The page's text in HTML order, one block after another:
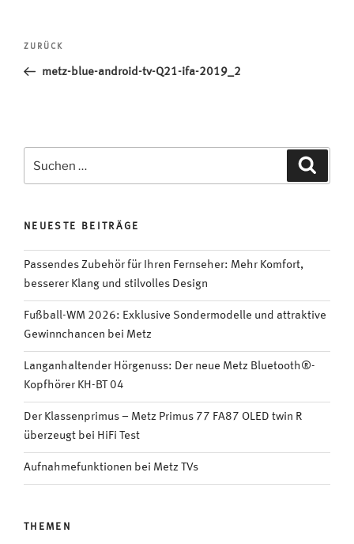
Beitragsnavigation
Vorheriger
Beitrag
ZURÜCK
metz-blue-android-tv-Q21-ifa-2019_2
nach:
NEUESTE BEITRÄGE
Passendes Zubehör für Ihren Fernseher: Mehr Komfort,
besserer Klang und stilvolles Design
Fußball-WM 2026: Exklusive Sondermodelle und attraktive
Gewinnchancen bei Metz
Langanhaltender Hörgenuss: Der neue Metz Bluetooth®-
Kopfhörer KH-BT 04
Der Klassenprimus – Metz Primus 77 FA87 OLED twin R
überzeugt bei HiFi Test
Aufnahmefunktionen bei Metz TVs
THEMEN